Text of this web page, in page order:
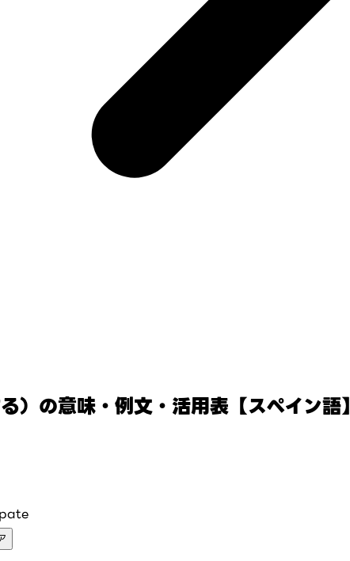
の意味・例文・活用表【スペイン語】